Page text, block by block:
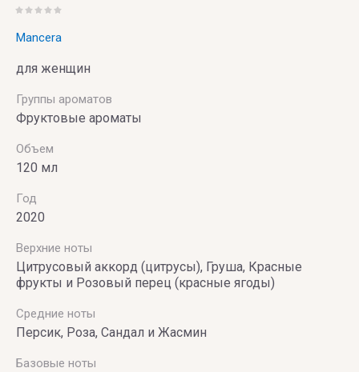
Mancera
для женщин
Группы ароматов
Фруктовые ароматы
Объем
120 мл
Год
2020
Верхние ноты
Цитрусовый аккорд (цитрусы), Груша, Красные
фрукты и Розовый перец (красные ягоды)
Средние ноты
Персик, Роза, Сандал и Жасмин
Базовые ноты